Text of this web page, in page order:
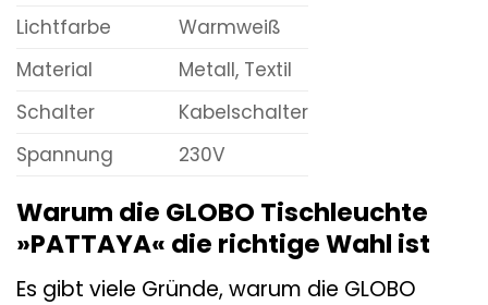
Lichtfarbe
Warmweiß
Material
Metall, Textil
Schalter
Kabelschalter
Spannung
230V
Warum die GLOBO Tischleuchte
»PATTAYA« die richtige Wahl ist
Es gibt viele Gründe, warum die GLOBO